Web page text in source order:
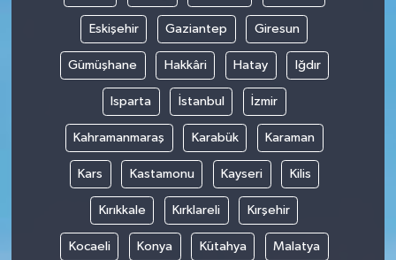
Eskişehir Gaziantep Giresun
Gümüşhane Hakkâri Hatay Iğdır
Isparta İstanbul İzmir
Kahramanmaraş Karabük Karaman
Kars Kastamonu Kayseri Kilis
Kırıkkale Kırklareli Kırşehir
Kocaeli Konya Kütahya Malatya